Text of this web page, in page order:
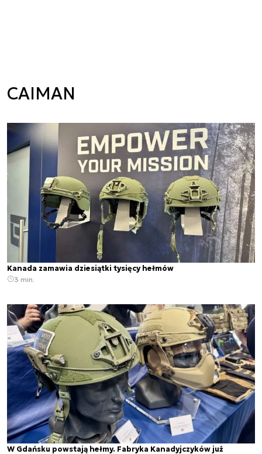
CAIMAN
Kanada zamawia dziesiątki tysięcy hełmów
3 min.
W Gdańsku powstają hełmy. Fabryka Kanadyjczyków już